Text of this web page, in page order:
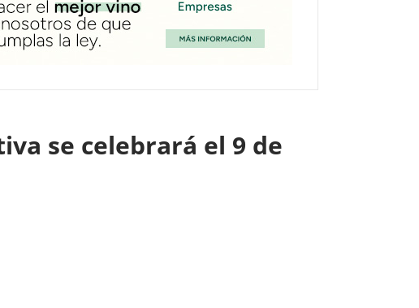
se celebrará el 9 de